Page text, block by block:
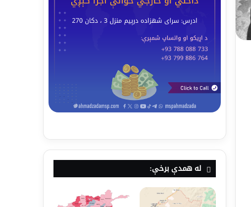
له همدې برخې: